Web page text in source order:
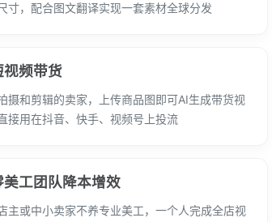
寸，配合图文翻译实现一套素材全球分发
视频带货
摄和剪辑的卖家，上传商品图即可AI生成带货视
接用在抖音、快手、视频号上投流
美工团队降本增效
主或中小卖家不养专业美工，一个人完成全店视